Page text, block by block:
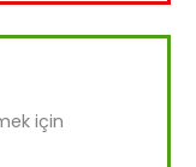
için